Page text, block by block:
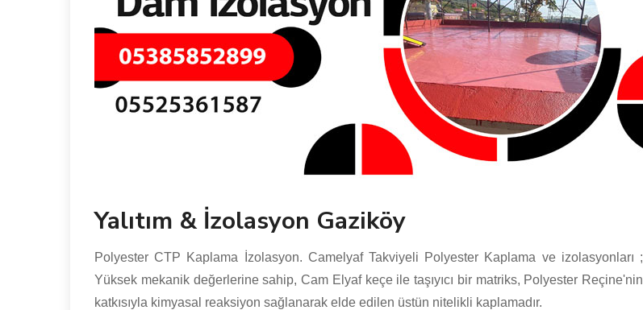
Yalıtım & İzolasyon Gaziköy
Polyester CTP Kaplama İzolasyon. Camelyaf Takviyeli Polyester Kaplama ve izolasyonları ;
Yüksek mekanik değerlerine sahip, Cam Elyaf keçe ile taşıyıcı bir matriks, Polyester Reçine'nin
katkısıyla kimyasal reaksiyon sağlanarak elde edilen üstün nitelikli kaplamadır.